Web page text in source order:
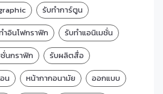
รับทำการ์ตูน
ำอินโฟกราฟิก
รับทำแอนิเมชั่น
นกราฟิก
รับผลิตสื่อ
น หน้ากากอนามัย
ออกแบบ